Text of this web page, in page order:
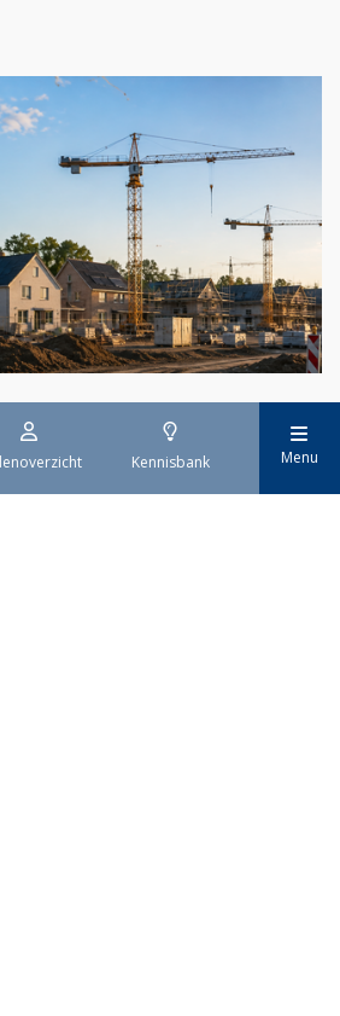
Kennisbank Menu
bouwprojecten